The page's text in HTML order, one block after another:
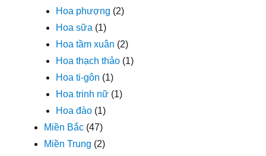
Hoa phượng (2)
Hoa sữa (1)
Hoa tầm xuân (2)
Hoa thạch thảo (1)
Hoa ti-gôn (1)
Hoa trinh nữ (1)
Hoa đào (1)
Miền Bắc (47)
Miền Trung (2)